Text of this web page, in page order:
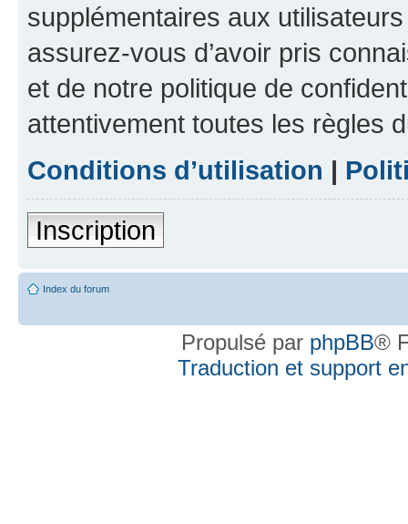
supplémentaires aux
assurez-vous d’avoir pris
et de notre politique de
attentivement toutes les règles
Conditions d’utilisation |
Inscription
Index du forum
Propulsé par phpBB®
Traduction et support